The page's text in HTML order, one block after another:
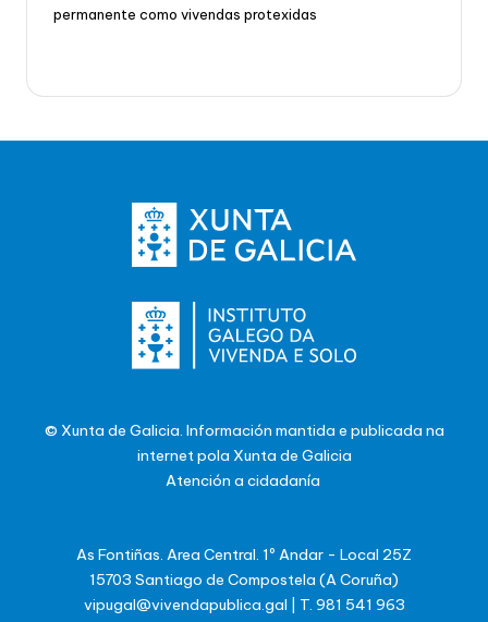
permanente como vivendas protexidas
© Xunta de Galicia. Información mantida e publicada na
internet pola Xunta de Galicia
Atención a cidadanía
As Fontiñas. Area Central. 1º Andar - Local 25Z
15703 Santiago de Compostela (A Coruña)
vipugal@vivendapublica.gal
T. 981 541 963